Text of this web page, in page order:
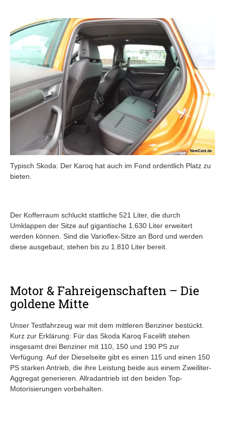
Typisch Skoda: Der Karoq hat auch im Fond ordentlich Platz zu
bieten.
Der Kofferraum schluckt stattliche 521 Liter, die durch
Umklappen der Sitze auf gigantische 1.630 Liter erweitert
werden können. Sind die Varioflex-Sitze an Bord und werden
diese ausgebaut, stehen bis zu 1.810 Liter bereit.
Motor & Fahreigenschaften – Die
goldene Mitte
Unser Testfahrzeug war mit dem mittleren Benziner bestückt.
Kurz zur Erklärung: Für das Skoda Karoq Facelift stehen
insgesamt drei Benziner mit 110, 150 und 190 PS zur
Verfügung. Auf der Dieselseite gibt es einen 115 und einen 150
PS starken Antrieb, die ihre Leistung beide aus einem Zweiliter-
Aggregat generieren. Allradantrieb ist den beiden Top-
Motorisierungen vorbehalten.